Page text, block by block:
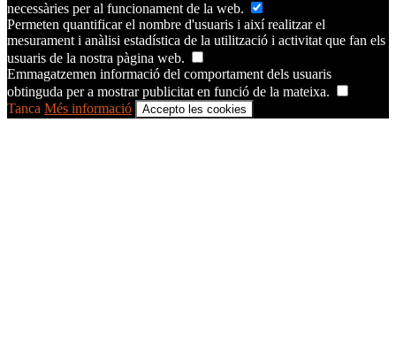
necessàries per al funcionament de la web.
Permeten quantificar el nombre d'usuaris i així realitzar el
mesurament i anàlisi estadística de la utilització i activitat que fan els
usuaris de la nostra pàgina web.
Emmagatzemen informació del comportament dels usuaris
obtinguda per a mostrar publicitat en funció de la mateixa.
Tanca Més informació Accepto les cookies